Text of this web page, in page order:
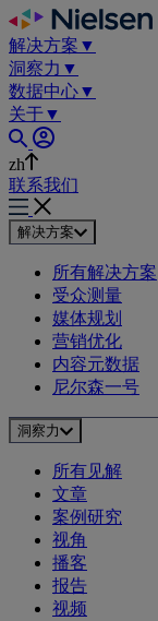
Skip
to
content
解决方案 ▼
洞察力 ▼
数据中心▼
关于▼
zh
联系我们
解决方案
所有解决方案
受众测量
媒体规划
营销优化
内容元数据
尼尔森一号
洞察力
所有见解
文章
案例研究
视角
播客
报告
视频